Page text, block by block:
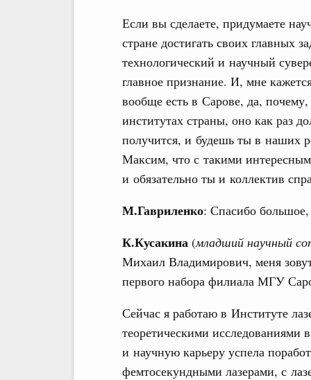
Если вы сделаете, придумаете
стране достигать своих главных
технологический и научный
главное признание. И, мне
вообще есть в Сарове, да,
институтах страны, оно как раз
получится, и будешь ты в наших
Максим, что с такими
и обязательно ты и коллектив
М.Гавриленко: Спасибо
К.Кусакина (младший научный
Михаил Владимирович, меня
первого набора филиала МГУ
Сейчас я работаю в Институте
теоретическими
и научную карьеру успела
фемтосекундными лазерами, с